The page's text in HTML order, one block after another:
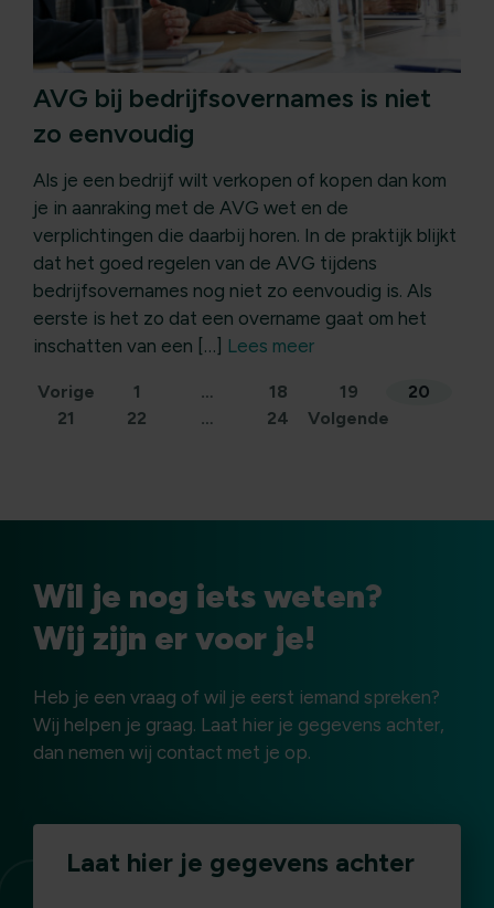
AVG bij bedrijfsovernames is niet
zo eenvoudig
Als je een bedrijf wilt verkopen of kopen dan kom
je in aanraking met de AVG wet en de
verplichtingen die daarbij horen. In de praktijk blijkt
dat het goed regelen van de AVG tijdens
bedrijfsovernames nog niet zo eenvoudig is. Als
eerste is het zo dat een overname gaat om het
inschatten van een […] Lees meer
Berichten
paginering
Vorige 1 … 18 19
20
21
22 … 24 Volgende
Wil je nog iets weten?
Wij zijn er voor je!
Heb je een vraag of wil je eerst iemand spreken?
Wij helpen je graag. Laat hier je gegevens achter,
dan nemen wij contact met je op.
Laat hier je gegevens achter